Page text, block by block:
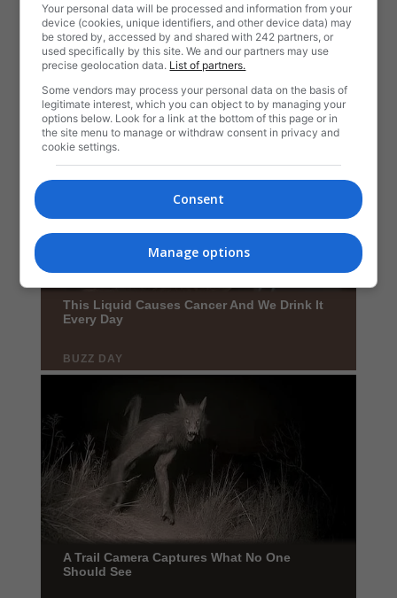
Your personal data will be processed and information from your
device (cookies, unique identifiers, and other device data) may
be stored by, accessed by and shared with 242 partners, or
used specifically by this site. We and our partners may use
precise geolocation data. List of partners.
Some vendors may process your personal data on the basis of
legitimate interest, which you can object to by managing your
options below. Look for a link at the bottom of this page or in
the site menu to manage or withdraw consent in privacy and
cookie settings.
Consent
Manage options